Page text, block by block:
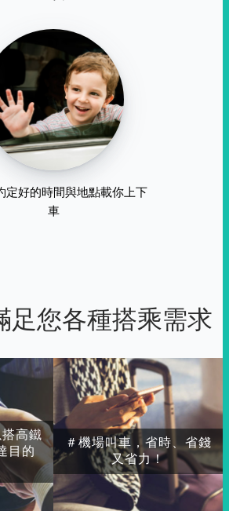
定好的時間與地點載你上下
車
您各種搭乘需求
高鐵
目的
＃機場叫車，省時、省錢
又省力！